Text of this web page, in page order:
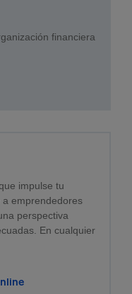
financiera
impulse tu
emprendedores
perspectiva
En cualquier